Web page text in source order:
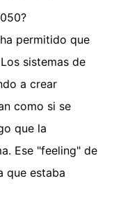
permitido que
sistemas de
a crear
como si se
que la
Ese "feeling" de
que estaba